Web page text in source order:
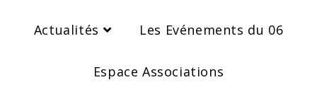
Actualités Les Evénements du 06
Espace Associations